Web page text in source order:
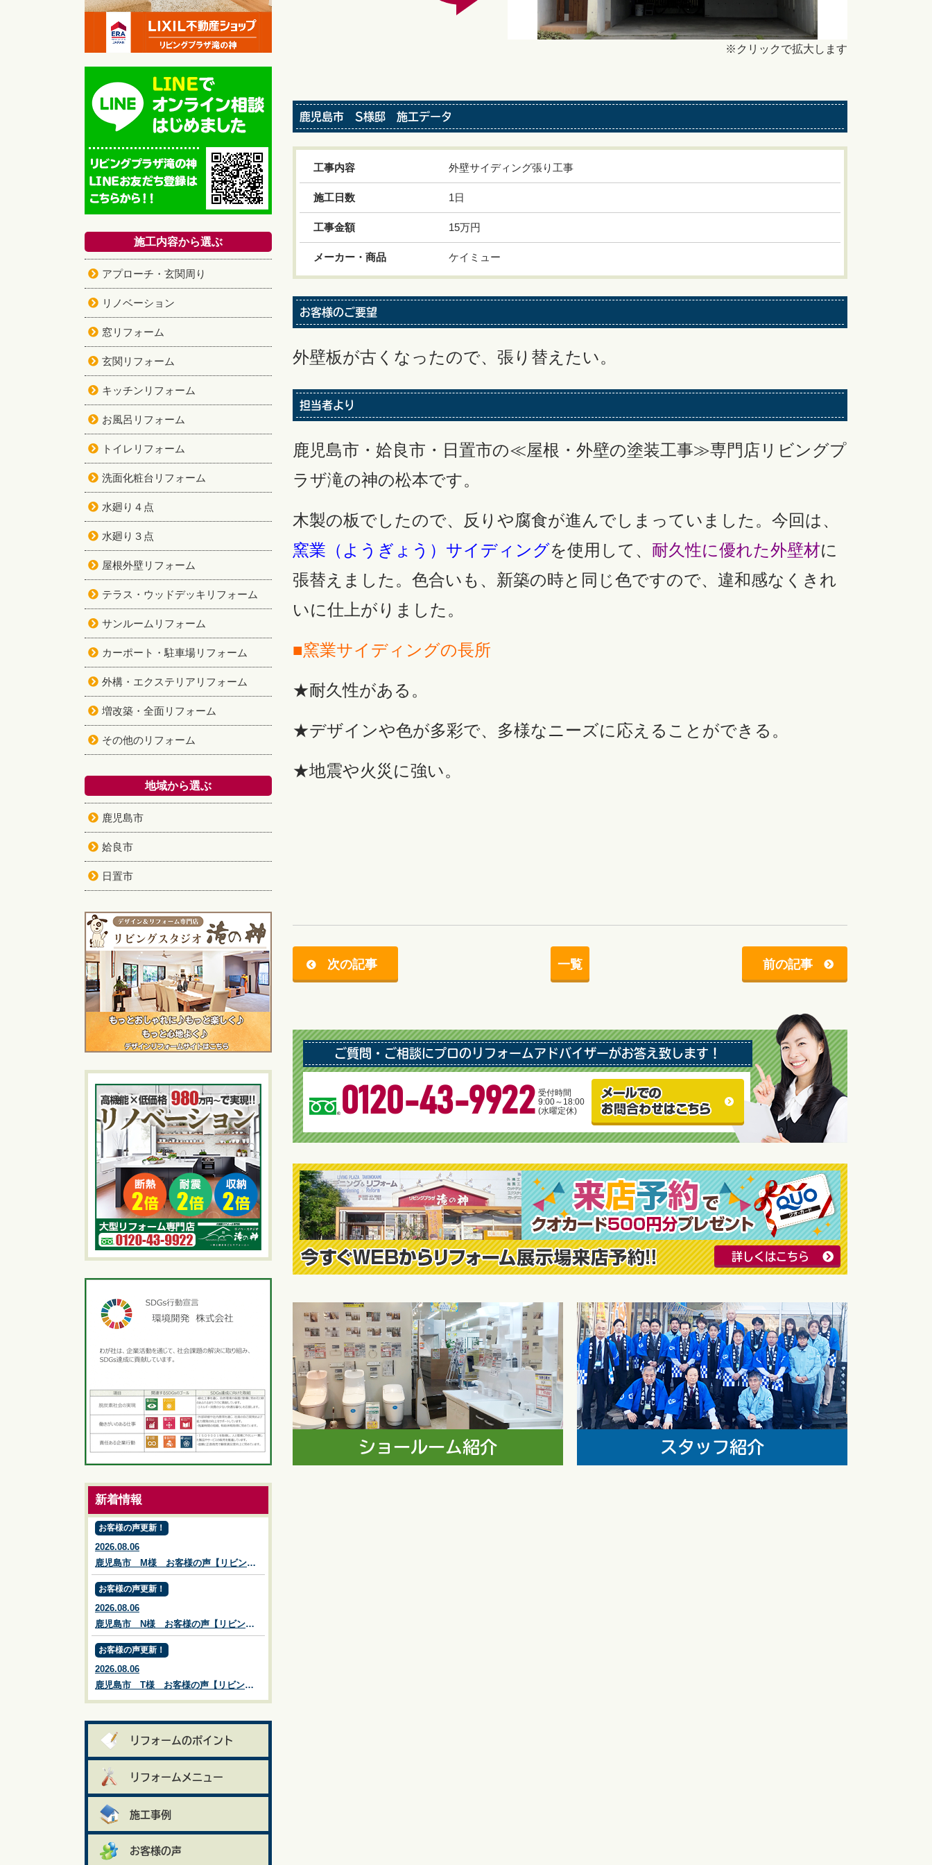
※クリックで拡大します
鹿児島市 S様邸 施工データ
工事内容 外壁サイディング張り工事
施工日数 1日
工事金額 15万円
メーカー・商品 ケイミュー
お客様のご要望
外壁板が古くなったので、張り替えたい。
担当者より
鹿児島市・姶良市・日置市の≪屋根・外壁の塗装工事≫専門店リビングプ
ラザ滝の神の松本です。
木製の板でしたので、反りや腐食が進んでしまっていました。今回は、
窯業（ようぎょう）サイディングを使用して、 耐久性に優れた外壁材に
張替えました。色合いも、新築の時と同じ色ですので、違和感なくきれ
いに仕上がりました。
■窯業サイディングの長所
★耐久性がある。
★デザインや色が多彩で、多様なニーズに応えることができる。
★地震や火災に強い。
次の記事 一覧 前の記事
ご質問・ご相談にプロのリフォームアドバイザーがお答え致します！
0120-43-9922 受付時間
9:00～18:00
(水曜定休)
詳しくはこちら
施工内容から選ぶ
アプローチ・玄関周り
リノベーション
窓リフォーム
玄関リフォーム
キッチンリフォーム
お風呂リフォーム
トイレリフォーム
洗面化粧台リフォーム
水廻り４点
水廻り３点
屋根外壁リフォーム
テラス・ウッドデッキリフォーム
サンルームリフォーム
カーポート・駐車場リフォーム
外構・エクステリアリフォーム
増改築・全面リフォーム
その他のリフォーム
地域から選ぶ
鹿児島市
姶良市
日置市
新着情報
お客様の声更新！
2026.08.06
鹿児島市 M様 お客様の声【リビングプラザ滝の神】鹿児島市・リフォーム・塗装・外構・造園
お客様の声更新！
2026.08.06
鹿児島市 N様 お客様の声【リビングプラザ滝の神】鹿児島市・リフォーム・塗装・外構・造園
お客様の声更新！
2026.08.06
鹿児島市 T様 お客様の声【リビングプラザ滝の神】鹿児島市・リフォーム・塗装・外構・造園
リフォームのポイント
リフォームメニュー
施工事例
お客様の声